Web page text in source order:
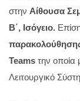
στην Αίθουσα
Β΄, Ισόγειο.
Teams την οποία
Λειτουργικό